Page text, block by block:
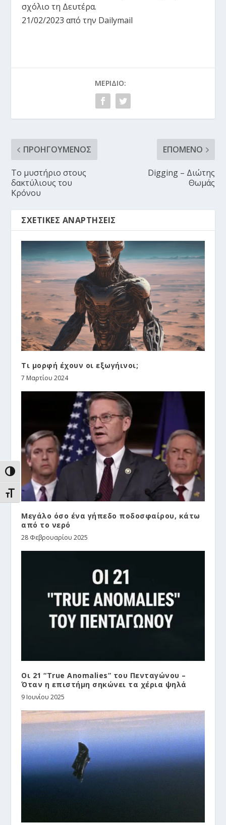
ΕΝΑΛΛΑΓΉ ΥΨΗΛΉΣ ΑΝΤΊΘΕΣΗΣ
ΕΝΑΛΛΑΓΉ ΜΕΓΈΘΟΥΣ ΓΡΑΜΜΆΤΩΝ
σχόλιο τη Δευτέρα.
21/02/2023 από την Dailymail
ΜΕΡΊΔΙΟ:
ΠΡΟΗΓΟΎΜΕΝΟΣ
Το μυστήριο στους
δακτύλιους του
Κρόνου
ΕΠΌΜΕΝΟ
Digging – Διώτης
Θωμάς
ΣΧΕΤΙΚΈΣ ΑΝΑΡΤΉΣΕΙΣ
Τι μορφή έχουν οι εξωγήινοι;
7 Μαρτίου 2024
Μεγάλο όσο ένα γήπεδο ποδοσφαίρου, κάτω
από το νερό
28 Φεβρουαρίου 2025
Οι 21 “True Anomalies” του Πενταγώνου –
Όταν η επιστήμη σηκώνει τα χέρια ψηλά
9 Ιουνίου 2025